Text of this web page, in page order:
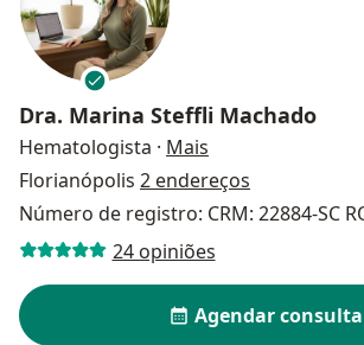
Dra. Marina Steffli Machado
Hematologista · Mais
Florianópolis 2 endereços
Número de registro: CRM: 22884-SC
24 opiniões
Agendar consulta